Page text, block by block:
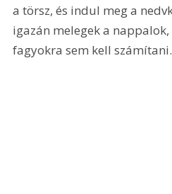
a törsz, és indul meg a
igazán melegek a
fagyokra sem kell számítani.